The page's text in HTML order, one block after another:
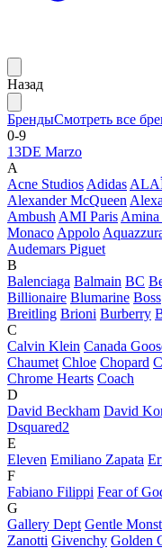
Назад
БрендыСмотреть все
0-9
13DE Marzo
A
Acne StudiosAdidas
Alexander McQueen
AmbushAMI Paris
MonacoAppolo
Audemars Piguet
B
Balenciaga Balmain BC
Billionaire Blumarine Boss
Breitling Brioni Burberry
C
Calvin Klein Canada
Chaumet Chloe Chopard
Chrome Hearts Coach
D
David Beckham David
Dsquared2
E
Eleven Emiliano Zapata
F
Fabiano Filippi Fear of
G
Gallery Dept Gentle
Zanotti Givenchy Golden